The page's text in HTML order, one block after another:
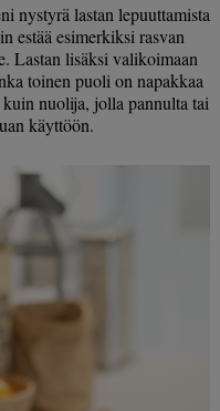
nystyrä lastan lepuuttamista
estää esimerkiksi rasvan
Lastan lisäksi valikoimaan
toinen puoli on napakkaa
nuolija, jolla pannulta tai
käyttöön.